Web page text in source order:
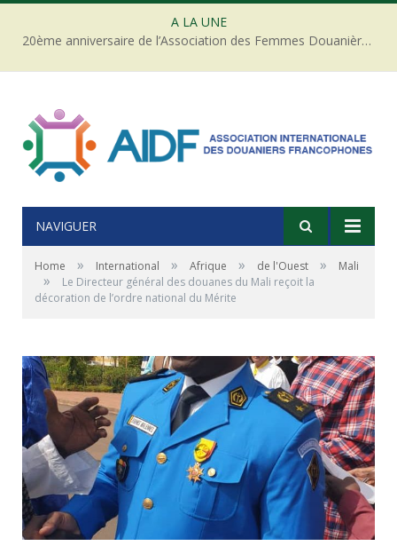
A LA UNE
20ème anniversaire de l’Association des Femmes Douanières de Côte d’ivoire
NAVIGUER
Home » International » Afrique » de l'Ouest » Mali
»
Le Directeur général des douanes du Mali reçoit la
décoration de l’ordre national du Mérite